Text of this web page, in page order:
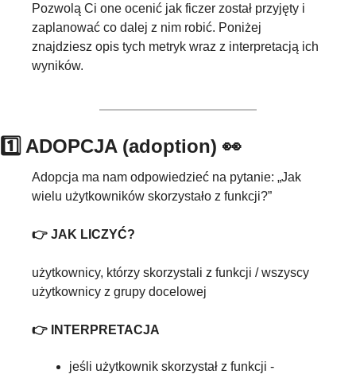
Pozwolą Ci one ocenić jak ficzer został przyjęty i
zaplanować co dalej z nim robić. Poniżej
znajdziesz opis tych metryk wraz z interpretacją ich
wyników.
1️⃣ ADOPCJA (adoption) 👀
Adopcja ma nam odpowiedzieć na pytanie: „Jak
wielu użytkowników skorzystało z funkcji?”
👉 JAK LICZYĆ?
użytkownicy, którzy skorzystali z funkcji / wszyscy
użytkownicy z grupy docelowej
👉 INTERPRETACJA
jeśli użytkownik skorzystał z funkcji -